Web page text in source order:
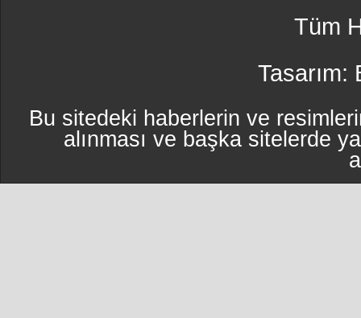
Tüm
Tasarım:
Bu sitedeki haberlerin ve
alınması ve başka sitelerde